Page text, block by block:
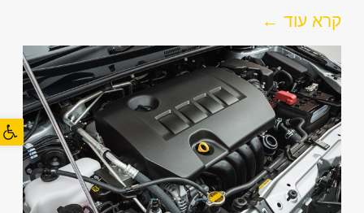
פתח
קרא עוד ←